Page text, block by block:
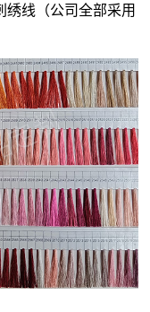
绣线（公司全部采用